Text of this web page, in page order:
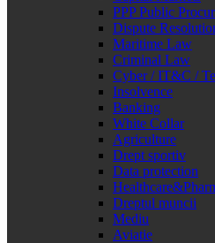
PPP Public
Dispute
Maritime Law
Criminal Law
Cyber / IT&C /
Insolvence
Banking
White Collar
Agriculture
Drept sportiv
Data protection
Dreptul muncii
Mediu
Aviatie